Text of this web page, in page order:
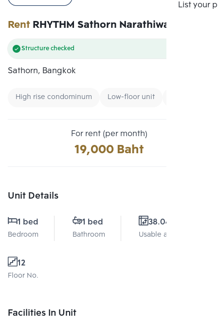
List your
RentRHYTHM Sathorn Narathiwas
Structure checked
Sathorn, Bangkok
High rise condominum Low-floor unit
For rent (per month)
19,000 Baht
Unit Details
1 bed
Bedroom
1 bed
Bathroom
38.04 Sq.m.
Usable area
12
Floor No.
Facilities In Unit